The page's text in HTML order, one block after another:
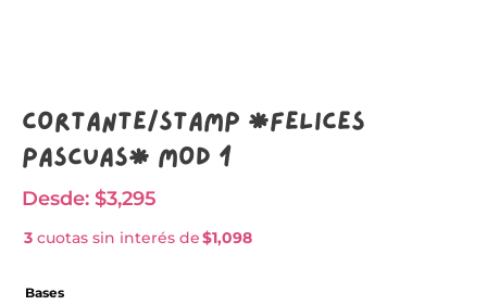
Cortante/stamp *FELICES
PASCUAS* MOD 1
Desde:$3,295
3 cuotas sin interés de$1,098
Bases